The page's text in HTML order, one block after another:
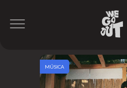
MÚSICA